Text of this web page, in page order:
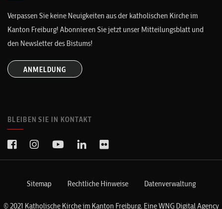
Verpassen Sie keine Neuigkeiten aus der katholischen Kirche im
Kanton Freiburg! Abonnieren Sie jetzt unser Mitteilungsblatt und
den Newsletter des Bistums!
ANMELDUNG
BLEIBEN SIE IN KONTAKT
Sitemap Rechtliche Hinweise Datenverwaltung
© 2021 Katholische Kirche im Kanton Freiburg. EineWNG Digital Agency